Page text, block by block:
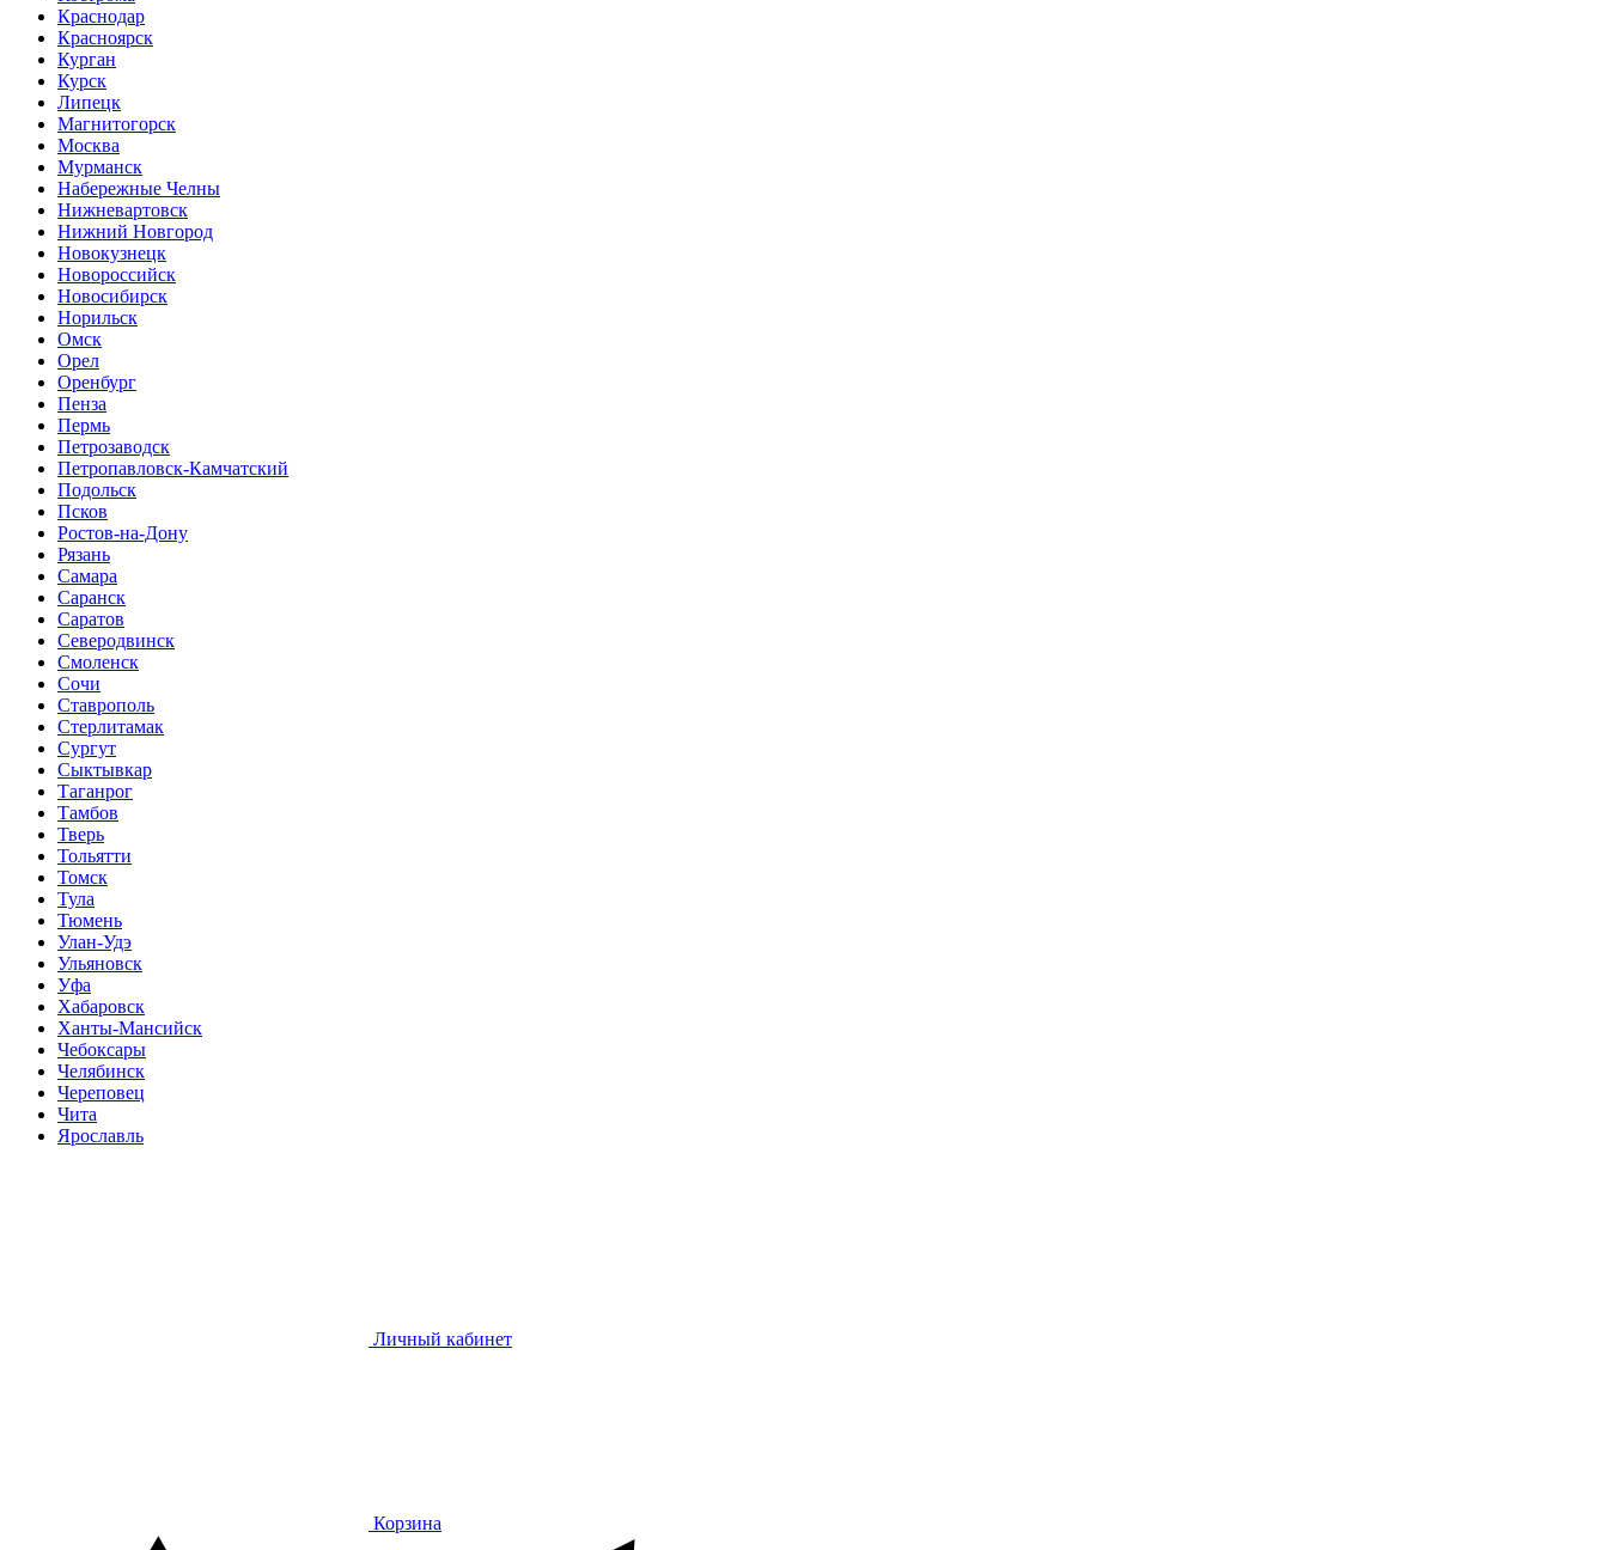
Краснодар
Красноярск
Курган
Курск
Липецк
Магнитогорск
Москва
Мурманск
Набережные Челны
Нижневартовск
Нижний Новгород
Новокузнецк
Новороссийск
Новосибирск
Норильск
Омск
Орел
Оренбург
Пенза
Пермь
Петрозаводск
Петропавловск-Камчатский
Подольск
Псков
Ростов-на-Дону
Рязань
Самара
Саранск
Саратов
Северодвинск
Смоленск
Сочи
Ставрополь
Стерлитамак
Сургут
Сыктывкар
Таганрог
Тамбов
Тверь
Тольятти
Томск
Тула
Тюмень
Улан-Удэ
Ульяновск
Уфа
Хабаровск
Ханты-Мансийск
Чебоксары
Челябинск
Череповец
Чита
Ярославль
Личный кабинет
Корзина